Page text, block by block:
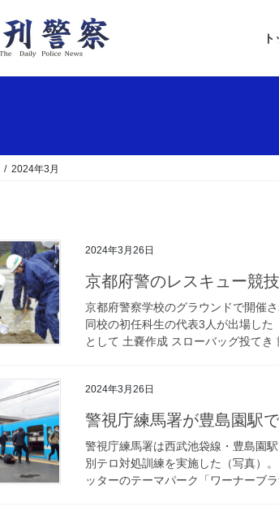
2024年3月
2024年3月26日
京都府警のレスキュー競
京都府警察学校のグラウンドで開催
同校の初任科生の代表3人が出場し
として 土嚢作成 スローバッグ投て
2024年3月26日
警視庁練馬署が豊島園
警視庁練馬署は西武池袋線・豊島園
別テロ対処訓練を実施した（写真）
ッターのテーマパーク「ワーナーブ